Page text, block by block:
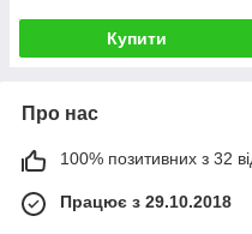
Купити
Про нас
100% позитивних з 32
Працює з 29.10.2018